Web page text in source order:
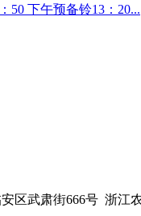
50 下午预备铃13：20...
区武肃街666号 浙江